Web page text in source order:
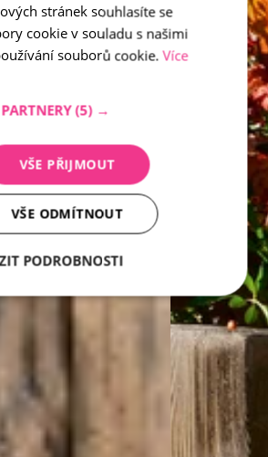
stránek souhlasíte se
cookie v souladu s našimi
souborů cookie. Více
(5) →
VŠE PŘIJMOUT
VŠE ODMÍTNOUT
PODROBNOSTI
Analytika Marketing